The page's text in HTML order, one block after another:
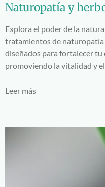
Naturopatía y
Explora el poder de la
tratamientos de naturopatía
diseñados para fortalecer tu
promoviendo la vitalidad y
Leer más